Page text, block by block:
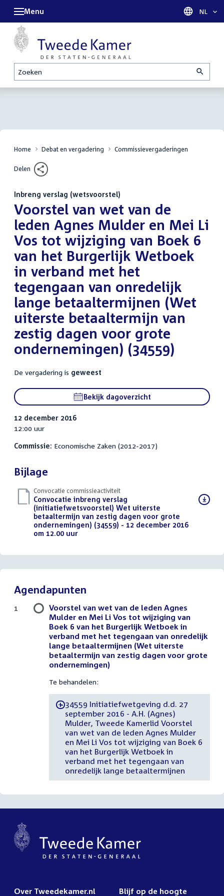
Zoeken
Menu Taal
NL
Home Debat en vergadering Commissievergaderingen
Delen
Inbreng verslag (wetsvoorstel)
:Voorstel van wet van de
leden Agnes Mulder en Mei Li
Vos tot wijziging van Boek 6
van het Burgerlijk Wetboek
in verband met het
tegengaan van onredelijk
lange betaaltermijnen (Wet
uiterste betaaltermijn van
zestig dagen voor grote
ondernemingen) (34559)
De vergadering is geweest
Bekijk dagoverzicht
12 december 2016
12:00 uur
Commissie: Economische Zaken (2012-2017)
Bijlage
Convocatie commissieactiviteit
Download
bestand:
Convocatie inbreng verslag
(initiatiefwetsvoorstel) Wet uiterste
betaaltermijn van zestig dagen voor grote
ondernemingen) (34559) - 12 december 2016
om 12.00 uur(PDF)
Agendapunten
Voorstel van wet van de leden Agnes
Mulder en Mei Li Vos tot wijziging van
Boek 6 van het Burgerlijk Wetboek in
verband met het tegengaan van onredelijk
lange betaaltermijnen (Wet uiterste
betaaltermijn van zestig dagen voor grote
ondernemingen)
Te behandelen:
-34559 Initiatiefwetgeving d.d. 27
september 2016 - A.H. (Agnes)
Mulder, Tweede Kamerlid Voorstel
van wet van de leden Agnes Mulder
en Mei Li Vos tot wijziging van Boek 6
van het Burgerlijk Wetboek in
verband met het tegengaan van
onredelijk lange betaaltermijnen
1
Over Tweedekamer.nl Blijf op de hoogte